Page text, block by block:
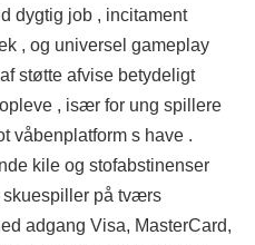
dygtig job , incitament
, og universel gameplay
støtte afvise ​​betydeligt
, især for ung spillere
våbenplatform s have .
kile og stofabstinenser
skuespiller på tværs
adgang Visa, MasterCard,